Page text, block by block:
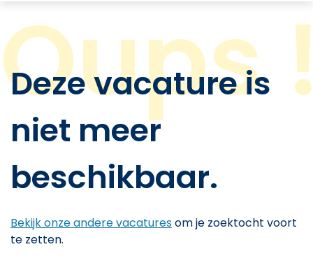
Deze vacature is
niet meer
beschikbaar.
Bekijk onze andere vacaturesom je zoektocht voort
te zetten.